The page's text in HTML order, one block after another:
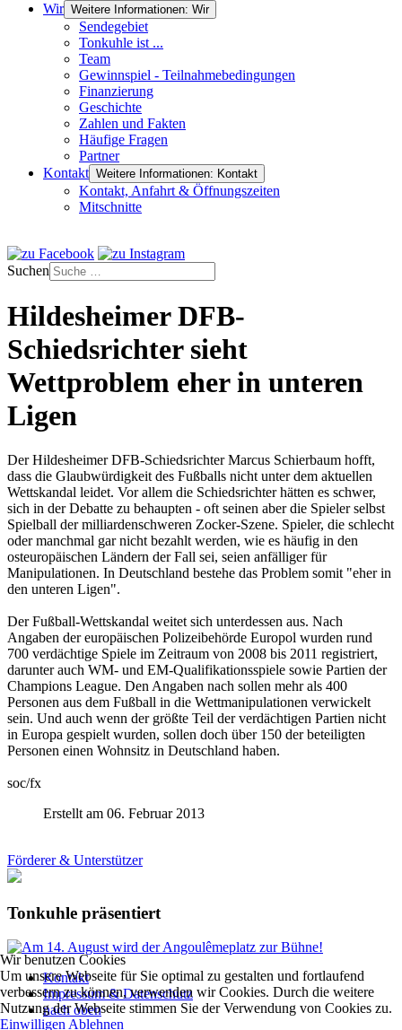
Wir Weitere Informationen: Wir
Sendegebiet
Tonkuhle ist ...
Team
Gewinnspiel - Teilnahmebedingungen
Finanzierung
Geschichte
Zahlen und Fakten
Häufige Fragen
Partner
Kontakt Weitere Informationen: Kontakt
Kontakt, Anfahrt & Öffnungszeiten
Mitschnitte
Suchen
Hildesheimer DFB-
Schiedsrichter sieht
Wettproblem eher in unteren
Ligen
Der Hildesheimer DFB-Schiedsrichter Marcus Schierbaum hofft,
dass die Glaubwürdigkeit des Fußballs nicht unter dem aktuellen
Wettskandal leidet. Vor allem die Schiedsrichter hätten es schwer,
sich in der Debatte zu behaupten - oft seinen aber die Spieler selbst
Spielball der milliardenschweren Zocker-Szene. Spieler, die schlecht
oder manchmal gar nicht bezahlt werden, wie es häufig in den
osteuropäischen Ländern der Fall sei, seien anfälliger für
Manipulationen. In Deutschland bestehe das Problem somit "eher in
den unteren Ligen".
Der Fußball-Wettskandal weitet sich unterdessen aus. Nach
Angaben der europäischen Polizeibehörde Europol wurden rund
700 verdächtige Spiele im Zeitraum von 2008 bis 2011 registriert,
darunter auch WM- und EM-Qualifikationsspiele sowie Partien der
Champions League. Den Angaben nach sollen mehr als 400
Personen aus dem Fußball in die Wettmanipulationen verwickelt
sein. Und auch wenn der größte Teil der verdächtigen Partien nicht
in Europa gespielt wurden, sollen doch über 150 der beteiligten
Personen einen Wohnsitz in Deutschland haben.
soc/fx
Erstellt am 06. Februar 2013
Förderer & Unterstützer
Tonkuhle präsentiert
Kontakt
Impressum & Datenschutz
nach oben
Wir benutzen Cookies
Um unsere Webseite für Sie optimal zu gestalten und fortlaufend
verbessern zu können, verwenden wir Cookies. Durch die weitere
Nutzung der Webseite stimmen Sie der Verwendung von Cookies zu.
Einwilligen Ablehnen